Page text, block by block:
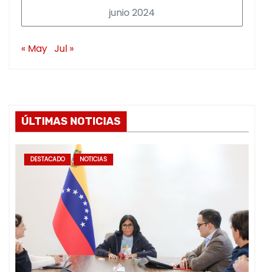
junio 2024
« May Jul »
ÚLTIMAS NOTICIAS
DESTACADO NOTICIAS